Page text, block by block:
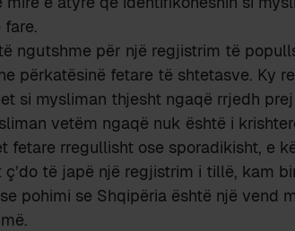
ngutshme për një regjistrim të
përkatësinë fetare të shtetasve. Ky
si mysliman thjesht ngaqë rrjedh
vetëm ngaqë nuk është i
fetare rregullisht ose sporadikisht, e
ç’do të japë një regjistrim i tillë, kam
pohimi se Shqipëria është një vend